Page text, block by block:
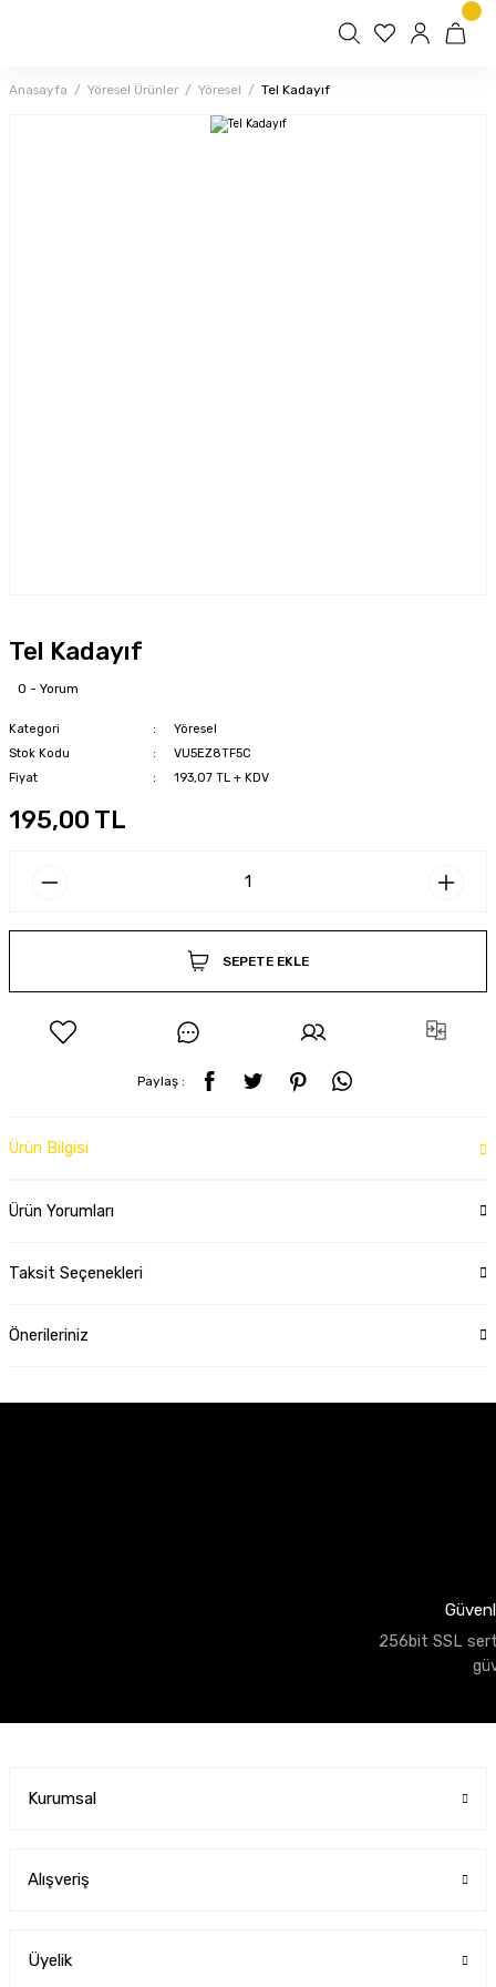
Anasayfa Yöresel Ürünler Yöresel Tel Kadayıf
Tel Kadayıf
0 - Yorum
Kategori
Yöresel
Stok Kodu
VU5EZ8TF5C
Fiyat
193,07 TL + KDV
195,00 TL
SEPETE EKLE
Paylaş :
Ürün Bilgisi
Ürün Yorumları
Taksit Seçenekleri
Önerileriniz
256bit SSL
Kurumsal
Alışveriş
Üyelik